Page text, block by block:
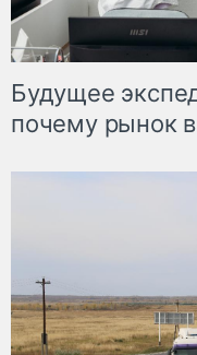
Будущее
почему рынок